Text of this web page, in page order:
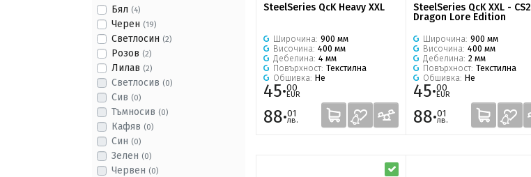
Бял (4)
Черен (19)
Светлосин (2)
Розов (2)
Лилав (2)
Светлосив (0)
Сив (0)
Тъмносив (0)
Кафяв (0)
Син (0)
Зелен (0)
Червен (0)
SteelSeries QcK Heavy XXL
Широчина: 900 мм
Височина: 400 мм
Дебелина: 4 мм
Повърхност: Текстилна
Обшивка: Не
45·00
EUR
88·01
лв.
SteelSeries QcK XXL - CS2
Dragon Lore Edition
Широчина: 900 мм
Височина: 400 мм
Дебелина: 2 мм
Повърхност: Текстилна
Обшивка: Не
45·00
EUR
88·01
лв.